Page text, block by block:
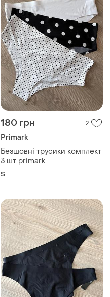
180 грн 2
Primark
Безшовні трусики комплект
3 шт primark
S